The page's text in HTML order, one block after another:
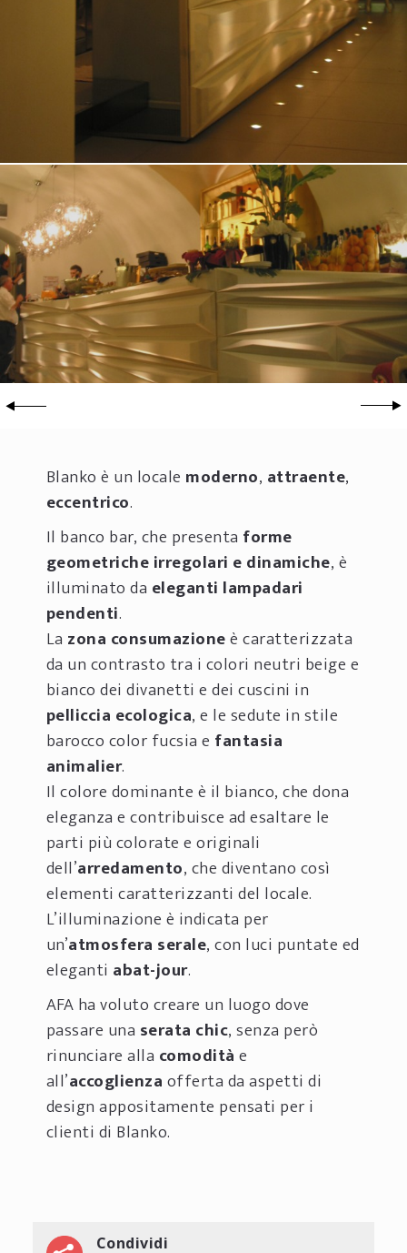
Blanko è un locale moderno, attraente,
eccentrico.
Il banco bar, che presenta forme
geometriche irregolari e dinamiche, è
illuminato da eleganti lampadari
pendenti.
La zona consumazioneè caratterizzata
da un contrasto tra i colori neutri beige e
bianco dei divanetti e dei cuscini in
pelliccia ecologica, e le sedute in stile
barocco color fucsia e fantasia
animalier.
Il colore dominante è il bianco, che dona
eleganza e contribuisce ad esaltare le
parti più colorate e originali
dell’arredamento, che diventano così
elementi caratterizzanti del locale.
L’illuminazione è indicata per
un’atmosfera serale, con luci puntate ed
eleganti abat-jour.
AFA ha voluto creare un luogo dove
passare una serata chic, senza però
rinunciare alla comoditàe
all’accoglienzaofferta da aspetti di
design appositamente pensati per i
clienti di Blanko.
Condividi